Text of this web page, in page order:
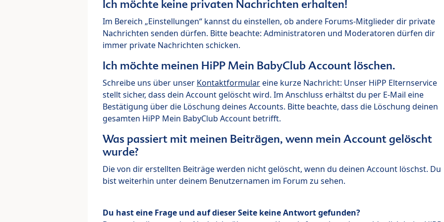
Ich möchte keine privaten Nachrichten erhalten!
Im Bereich „Einstellungen“ kannst du einstellen, ob andere Forums-Mitglieder dir private
Nachrichten senden dürfen. Bitte beachte: Administratoren und Moderatoren dürfen dir
immer private Nachrichten schicken.
Ich möchte meinen HiPP Mein BabyClub Account löschen.
Schreibe uns über unser Kontaktformulareine kurze Nachricht: Unser HiPP Elternservice
stellt sicher, dass dein Account gelöscht wird. Im Anschluss erhältst du per E-Mail eine
Bestätigung über die Löschung deines Accounts. Bitte beachte, dass die Löschung deinen
gesamten HiPP Mein BabyClub Account betrifft.
Was passiert mit meinen Beiträgen, wenn mein Account gelöscht
wurde?
Die von dir erstellten Beiträge werden nicht gelöscht, wenn du deinen Account löschst. Du
bist weiterhin unter deinem Benutzernamen im Forum zu sehen.
Du hast eine Frage und auf dieser Seite keine Antwort gefunden?